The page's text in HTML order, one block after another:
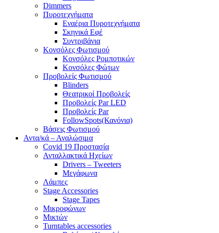
Dimmers
Πυροτεχνήματα
Εναέρια Πυροτεχνήματα
Σκηνικά Εφέ
Συντριβάνια
Κονσόλες Φωτισμού
Κονσόλες Ρομποτικών
Κονσόλες Φώτων
Προβολείς Φωτισμού
Blinders
Θεατρικοί Προβολείς
Προβολείς Par LED
Προβολείς Par
FollowSpots(Κανόνια)
Βάσεις Φωτισμού
Αντα/κά – Αναλώσιμα
Covid 19 Προστασία
Ανταλλακτικά Ηχείων
Drivers – Tweeters
Μεγάφωνα
Λάμπες
Stage Accessories
Stage Tapes
Μικροφώνων
Μικτών
Turntables accessories